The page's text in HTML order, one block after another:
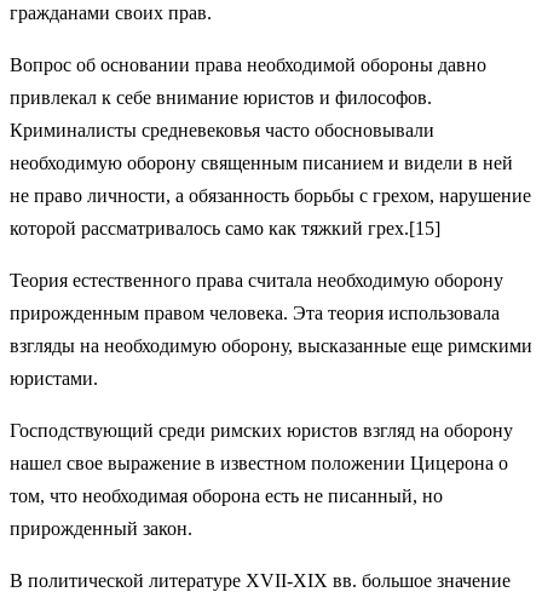
гражданами своих прав.
Вопрос об основании права необходимой обороны давно
привлекал к себе внимание юристов и философов.
Криминалисты средневековья часто обосновывали
необходимую оборону священным писанием и видели в ней
не право личности, а обязанность борьбы с грехом, нарушение
которой рассматривалось само как тяжкий грех.[15]
Теория естественного права считала необходимую оборону
прирожденным правом человека. Эта теория использовала
взгляды на необходимую оборону, высказанные еще римскими
юристами.
Господствующий среди римских юристов взгляд на оборону
нашел свое выражение в известном положении Цицерона о
том, что необходимая оборона есть не писанный, но
прирожденный закон.
В политической литературе XVII-XIX вв. большое значение